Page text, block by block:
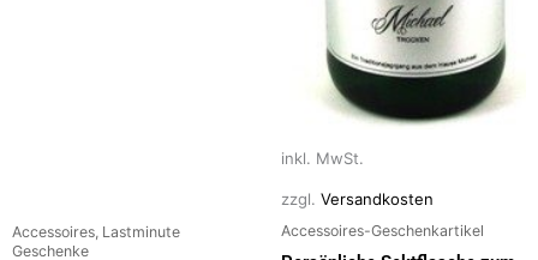
Accessoires, Lastminute
Geschenke
inkl. MwSt.
zzgl. Versandkosten
Accessoires-Geschenkartikel